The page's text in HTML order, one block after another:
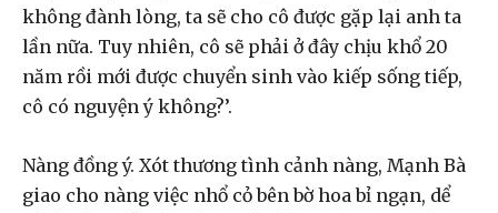
không đành lòng, ta sẽ cho cô được gặp lại anh ta
lần nữa. Tuy nhiên, cô sẽ phải ở đây chịu khổ 20
năm rồi mới được chuyển sinh vào kiếp sống tiếp,
cô có nguyện ý không?’.
Nàng đồng ý. Xót thương tình cảnh nàng, Mạnh Bà
giao cho nàng việc nhổ cỏ bên bờ hoa bỉ ngạn, dể